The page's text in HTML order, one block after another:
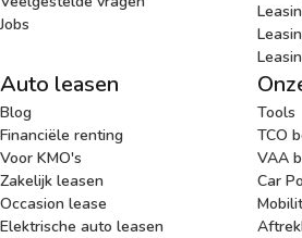
Jobs
Auto leasen
Blog
Financiële renting
Voor KMO's
Zakelijk leasen
Occasion lease
Elektrische auto leasen
Tools
TCO
VAA
Car